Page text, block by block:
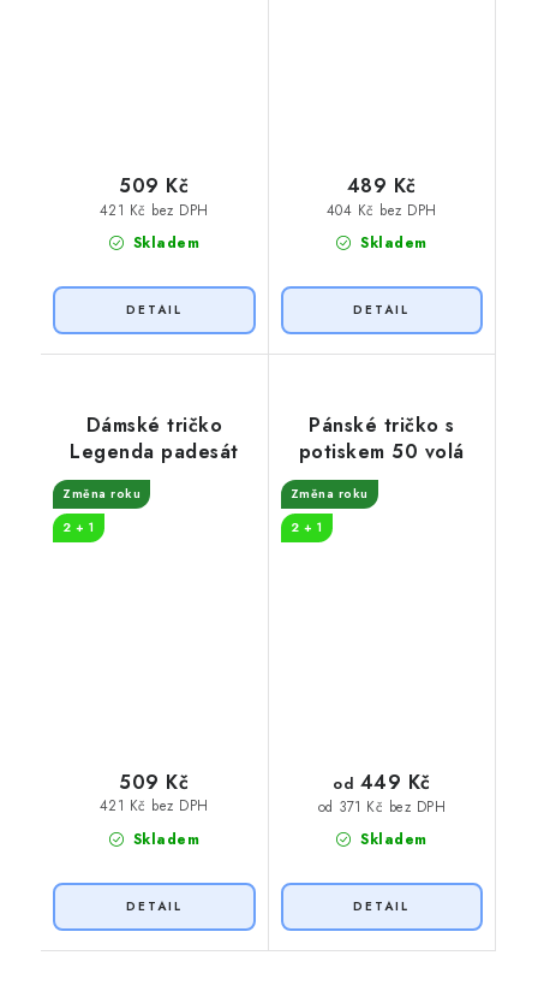
Skladem
421 Kč bez DPH
509 Kč
Skladem
404 Kč bez DPH
489 Kč
Dámské tričko
Legenda padesát
Změna roku
2 + 1
Skladem
421 Kč bez DPH
509 Kč
Pánské tričko s
potiskem 50 volá
Změna roku
2 + 1
Skladem
od 371 Kč bez DPH
od 449 Kč